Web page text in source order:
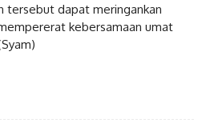
tersebut dapat meringankan
kebersamaan umat